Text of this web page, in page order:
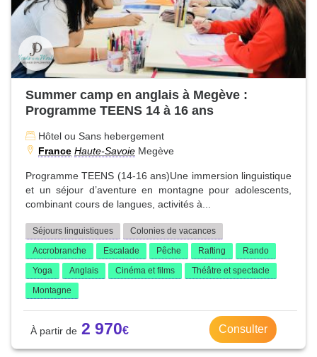
Summer camp en anglais à Megève :
Programme TEENS 14 à 16 ans
Hôtel ou Sans hebergement
France Haute-Savoie Megève
Programme TEENS (14-16 ans)Une immersion linguistique
et un séjour d’aventure en montagne pour adolescents,
combinant cours de langues, activités à...
Séjours linguistiques
Colonies de vacances
Accrobranche
Escalade Pêche Rafting
Rando
Yoga
Anglais Cinéma et films
Théâtre et spectacle
Montagne
2 970 Consulter